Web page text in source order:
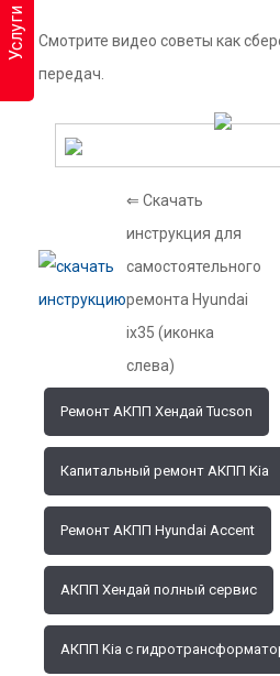
Услуги
Смотрите видео советы как
передач.
⇐ Скачать
инструкция для
самостоятельного
ремонта Hyundai
ix35 (иконка
слева)
Ремонт АКПП Хендай Tucson
Капитальный ремонт АКПП Kia
Ремонт АКПП Hyundai Accent
АКПП Хендай полный сервис
АКПП Kia с